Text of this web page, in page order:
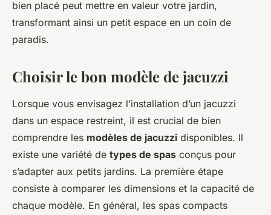
bien placé peut mettre en valeur votre jardin,
transformant ainsi un petit espace en un coin de
paradis.
Choisir le bon modèle de jacuzzi
Lorsque vous envisagez l’installation d’un jacuzzi
dans un espace restreint, il est crucial de bien
comprendre les modèles de jacuzzi disponibles. Il
existe une variété de types de spas conçus pour
s’adapter aux petits jardins. La première étape
consiste à comparer les dimensions et la capacité de
chaque modèle. En général, les spas compacts